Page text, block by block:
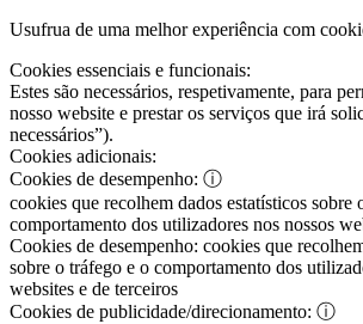
Usufrua de uma melhor experiência com
Cookies essenciais e funcionais:
Estes são necessários, respetivamente, para
nosso website e prestar os serviços que irá
necessários”).
Cookies adicionais:
Cookies de desempenho: ⓘ
cookies que recolhem dados estatísticos sobre
comportamento dos utilizadores nos nossos
Cookies de desempenho: cookies que
sobre o tráfego e o comportamento dos
websites e de terceiros
Cookies de publicidade/direcionamento: ⓘ